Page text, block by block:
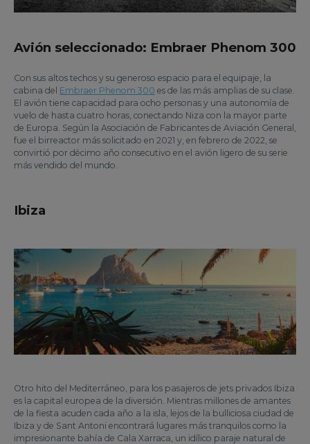
Avión seleccionado: Embraer Phenom 300
Con sus altos techos y su generoso espacio para el equipaje, la
cabina del Embraer Phenom 300 es de las más amplias de su clase.
El avión tiene capacidad para ocho personas y una autonomía de
vuelo de hasta cuatro horas, conectando Niza con la mayor parte
de Europa. Según la Asociación de Fabricantes de Aviación General,
fue el birreactor más solicitado en 2021 y, en febrero de 2022, se
convirtió por décimo año consecutivo en el avión ligero de su serie
más vendido del mundo.
Ibiza
Otro hito del Mediterráneo, para los pasajeros de jets privados Ibiza
es la capital europea de la diversión. Mientras millones de amantes
de la fiesta acuden cada año a la isla, lejos de la bulliciosa ciudad de
Ibiza y de Sant Antoni encontrará lugares más tranquilos como la
impresionante bahía de Cala Xarraca, un idílico paraje natural de